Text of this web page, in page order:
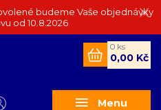
budeme Vaše objednávky
od 10.8.2026
Menu
0 ks
0,00 Kč